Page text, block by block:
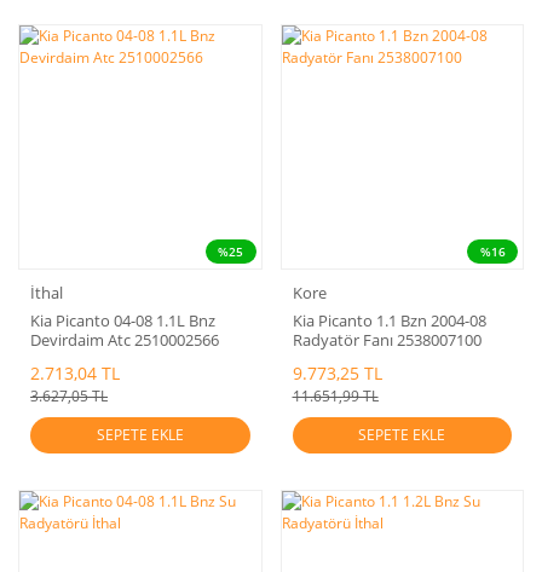
%25
İthal
Kia Picanto 04-08 1.1L Bnz
Devirdaim Atc 2510002566
2.713,04 TL
3.627,05 TL
SEPETE EKLE
%16
Kore
Kia Picanto 1.1 Bzn 2004-08
Radyatör Fanı 2538007100
9.773,25 TL
11.651,99 TL
SEPETE EKLE